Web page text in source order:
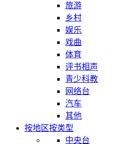
旅游
乡村
娱乐
戏曲
体育
评书相声
青少科教
网络台
汽车
其他
按地区按类型
中央台